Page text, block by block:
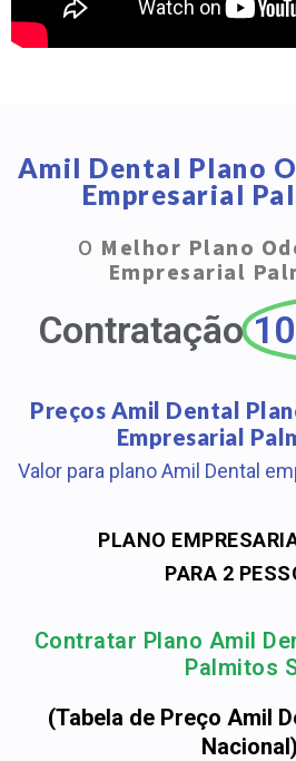
Amil Dental Plano
Empresarial
O Melhor Plano
Empresarial
Contratação
Preços Amil Dental
Empresarial
Valor para plano Amil Dental
PLANO
PARA 2
Contratar Plano Amil
Palmitos
(Tabela de Preço Amil
Nacional)